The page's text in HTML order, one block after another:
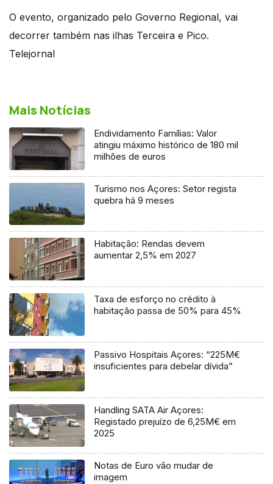
O evento, organizado pelo Governo Regional, vai
decorrer também nas ilhas Terceira e Pico.
Telejornal
Mais Notícias
Endividamento Famílias: Valor
atingiu máximo histórico de 180 mil
milhões de euros
Turismo nos Açores: Setor regista
quebra há 9 meses
Habitação: Rendas devem
aumentar 2,5% em 2027
Taxa de esforço no crédito à
habitação passa de 50% para 45%
Passivo Hospitais Açores: “225M€
insuficientes para debelar dívida”
Handling SATA Air Açores:
Registado prejuízo de 6,25M€ em
2025
Notas de Euro vão mudar de
imagem